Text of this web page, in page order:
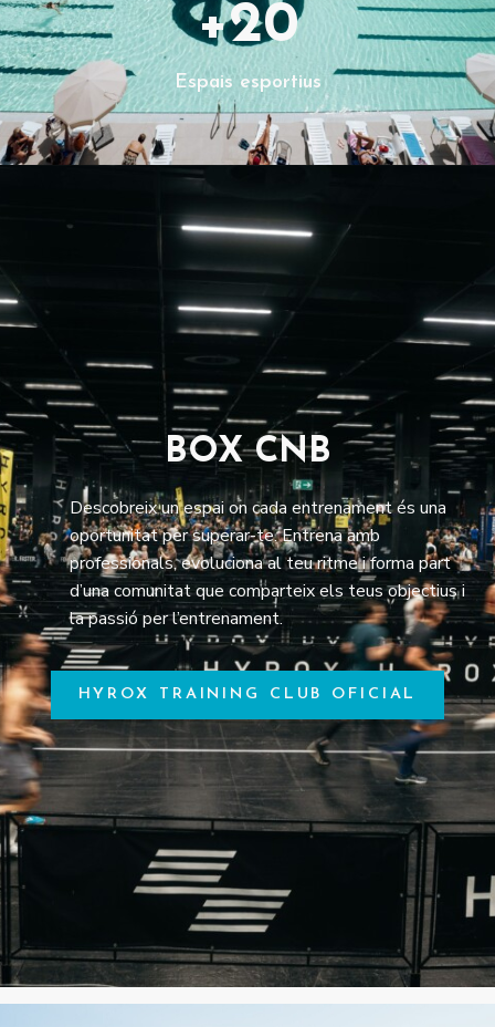
Espais esportius
+20
BOX CNB
Descobreix un espai on cada entrenament és una
oportunitat per superar-te. Entrena amb
professionals, evoluciona al teu ritme i forma part
d’una comunitat que comparteix els teus objectius i
la passió per l’entrenament.
HYROX TRAINING CLUB OFICIAL